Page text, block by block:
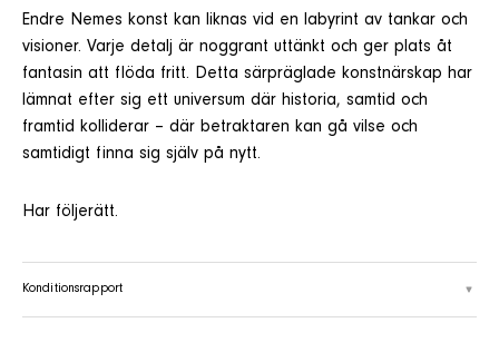
Endre Nemes konst kan liknas vid en labyrint av tankar och
visioner. Varje detalj är noggrant uttänkt och ger plats åt
fantasin att flöda fritt. Detta särpräglade konstnärskap har
lämnat efter sig ett universum där historia, samtid och
framtid kolliderar – där betraktaren kan gå vilse och
samtidigt finna sig själv på nytt.
Har följerätt.
Konditionsrapport